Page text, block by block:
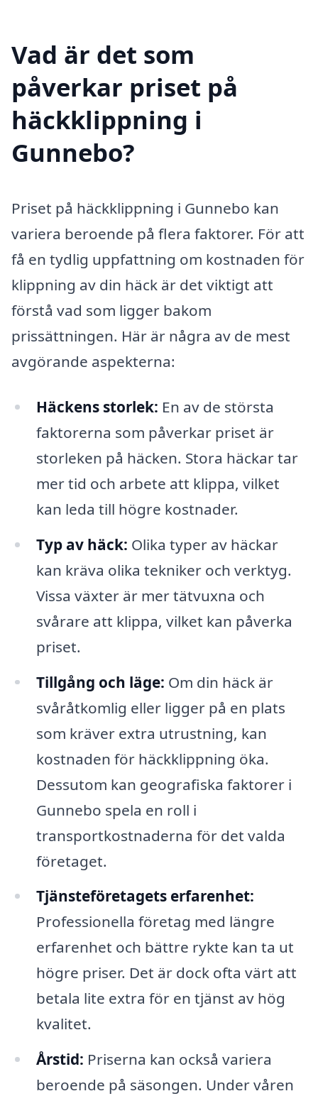
Vad är det som
påverkar priset på
häckklippning i
Gunnebo?
Priset på häckklippning i Gunnebo kan
variera beroende på flera faktorer. För att
få en tydlig uppfattning om kostnaden för
klippning av din häck är det viktigt att
förstå vad som ligger bakom
prissättningen. Här är några av de mest
avgörande aspekterna:
Häckens storlek: En av de största
faktorerna som påverkar priset är
storleken på häcken. Stora häckar tar
mer tid och arbete att klippa, vilket
kan leda till högre kostnader.
Typ av häck: Olika typer av häckar
kan kräva olika tekniker och verktyg.
Vissa växter är mer tätvuxna och
svårare att klippa, vilket kan påverka
priset.
Tillgång och läge: Om din häck är
svåråtkomlig eller ligger på en plats
som kräver extra utrustning, kan
kostnaden för häckklippning öka.
Dessutom kan geografiska faktorer i
Gunnebo spela en roll i
transportkostnaderna för det valda
företaget.
Tjänsteföretagets erfarenhet:
Professionella företag med längre
erfarenhet och bättre rykte kan ta ut
högre priser. Det är dock ofta värt att
betala lite extra för en tjänst av hög
kvalitet.
Årstid: Priserna kan också variera
beroende på säsongen. Under våren